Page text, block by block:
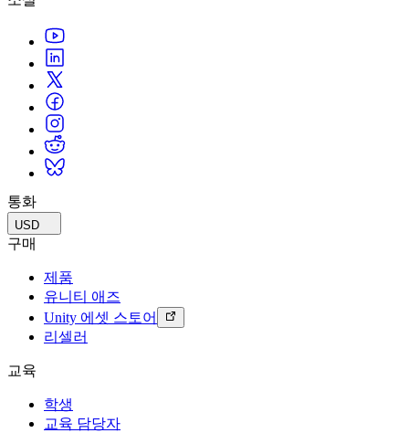
Unity가 지원하는 25개 이상의 플랫폼을 살펴보세요.
LiveOps
출시 후 인사이트를 확인하고 라이브 게임을 운영하세요.
성장
사용자 확보
모바일 사용자를 검색하고 Acquire
매장 및 D2C 전반에 걸쳐 IAP 관리하세요.
수익화
Unity로 광고하세요
활용 부문
모바일 게임
Unity로 모바일 히트작을 제작하고 성장시키세요.
인디 게임
소규모 팀으로 대작 게임을 출시하세요.
운영 우수성 확보
리테일
상점 경험을 온라인 경험으로 전환
자동차
혁신을 가속화하고 차량 내 경험을 향상시키세요.
모든 산업 보기
활용 사례
실제 성공 사례
베스트 프랙티스 가이드
전문가 팁
데모
데모, 샘플 및 빌딩 블록
모든 리소스
새로운 기능
블로그
업데이트, 정보, 기술 팁
뉴스
Unity Awards
전 세계 Unity 크리에이터 축하
사용법 가이드
실용적인 팁 및 베스트 프랙티스
교육
학생용
커리어 시작하기
교육 효율 극대화
교육 라이선스
자격증
Unity 숙련도를 입증하세요
통화
USD
구매
제품
유니티 애즈
Unity 에셋 스토어
리셀러
교육
학생
교육 담당자